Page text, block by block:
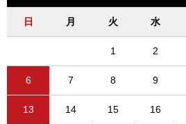
日 月 火 水
1 2
6 7 8 9
13 14 15 16